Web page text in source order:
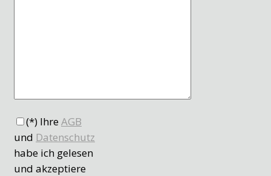
(*) IhreAGB
und Datenschutz
habe ich gelesen
und akzeptiere